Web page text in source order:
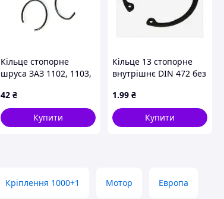
Кільце стопорне
шруса ЗАЗ 1102, 1103,
(к-т 3шт)
42 ₴
Купити
Кільце 13 стопорне
внутрішнє DIN 472 без
1.99 ₴
Купити
Кріплення 1000+1 Мотор Европа